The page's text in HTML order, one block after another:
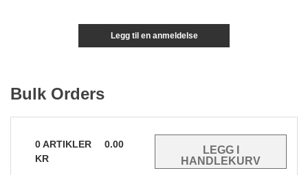
Legg til en anmeldelse
Bulk Orders
0ARTIKLER
0.00
KR